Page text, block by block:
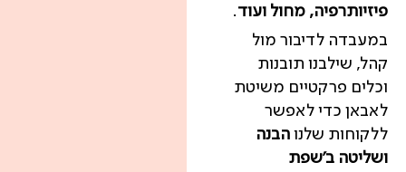
פיזיותרפיה, מחול ועוד.
במעבדה לדיבור מול
קהל, שילבנו תובנות
וכלים פרקטיים משיטת
לאבאן כדי לאפשר
ללקוחות שלנו הבנה
ושליטה ב'שפת